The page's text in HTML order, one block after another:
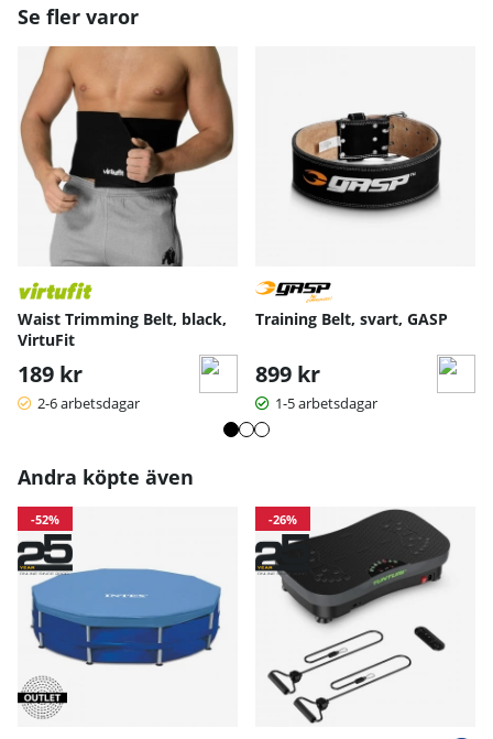
Se fler varor
Waist Trimming Belt, black,
VirtuFit
189 kr
2-6 arbetsdagar
Training Belt, svart, GASP
899 kr
1-5 arbetsdagar
Andra köpte även
-52% -26%